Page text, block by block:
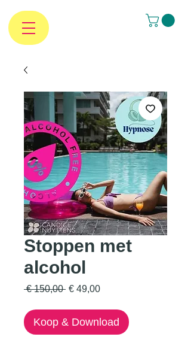
Stoppen met
alcohol
€ 150,00 Normale
€ 49,00Verkoopprijs
Koop & Download